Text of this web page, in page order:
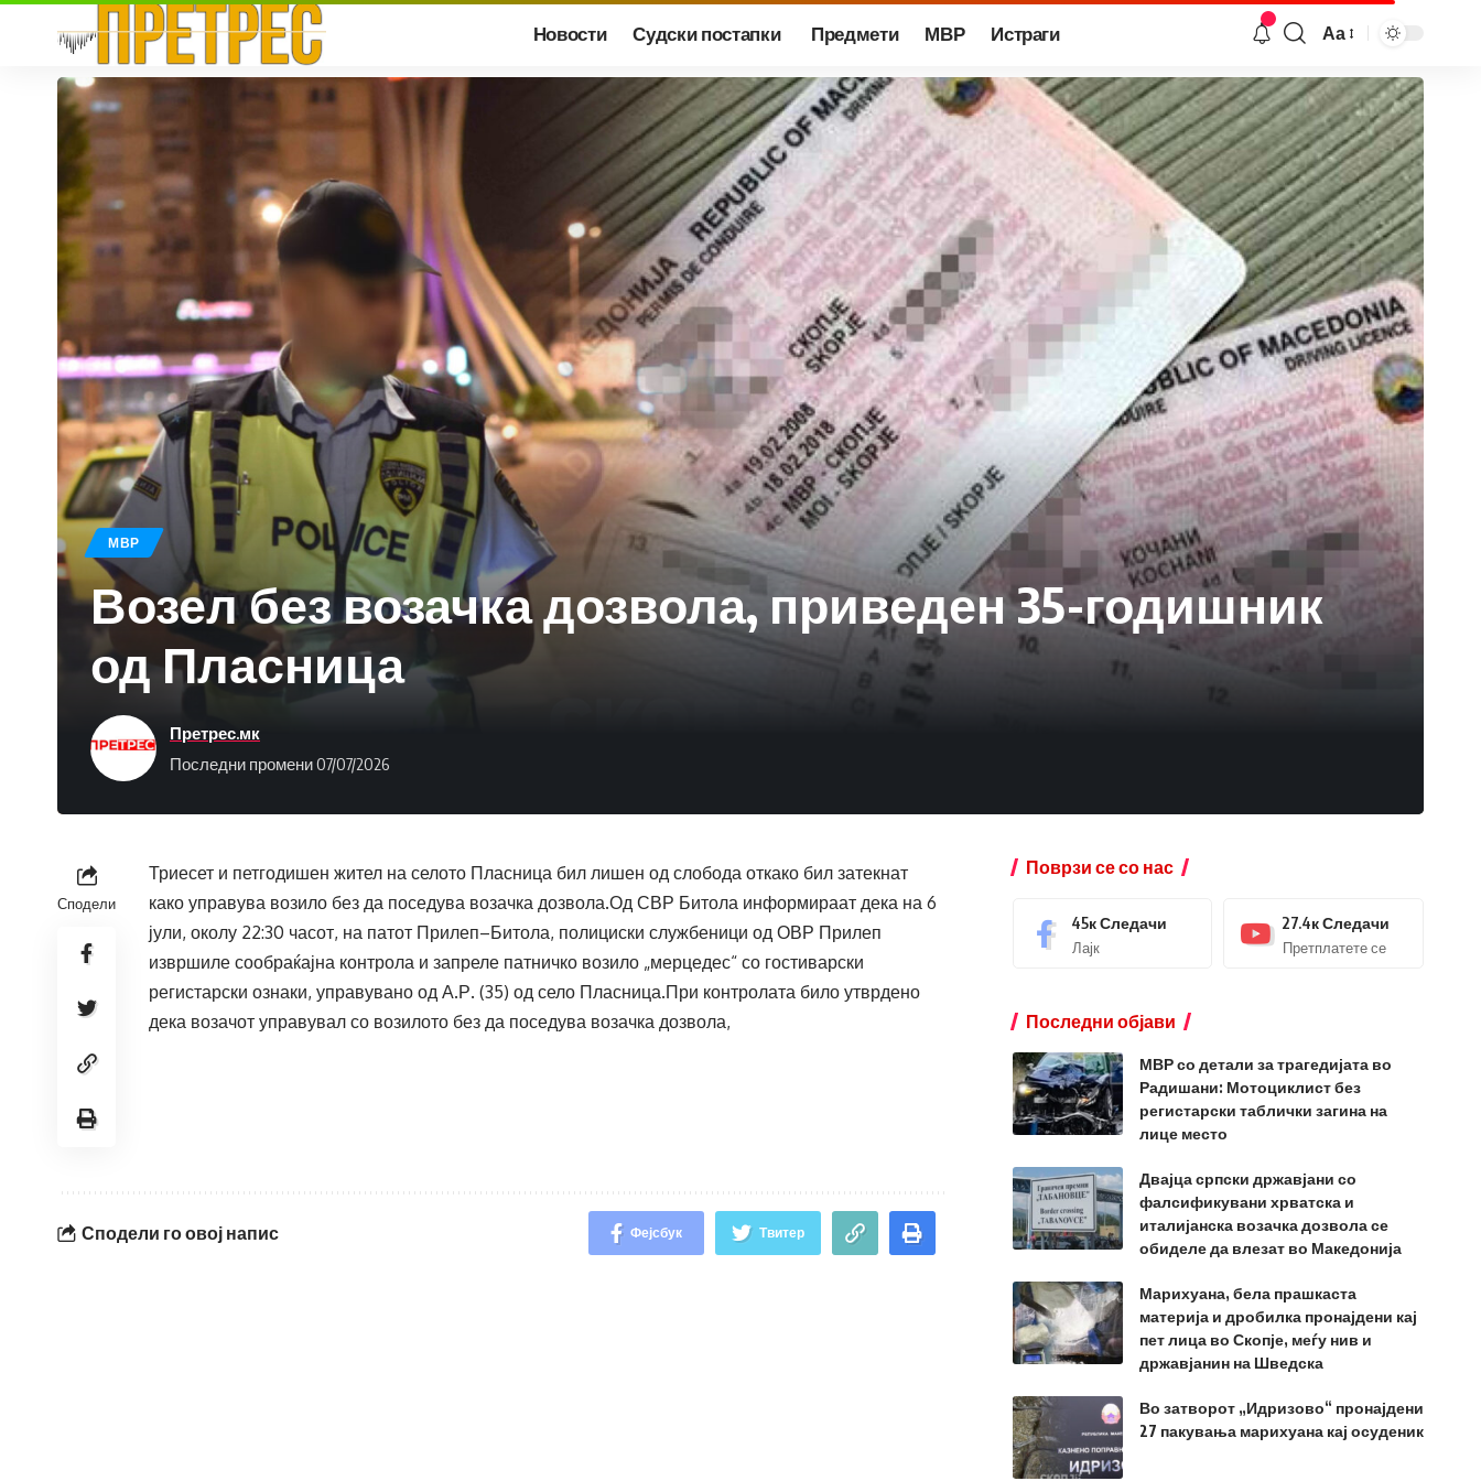
Новости Судски постапки Предмети МВР Истраги Аа
МВР
Возел без возачка дозвола, приведен 35-годишник
од Пласница
Последни промени 07/07/2026
Претрес.мк
Сподели
Триесет и петгодишен жител на селото Пласница бил лишен од слобода откако бил затекнат
како управува возило без да поседува возачка дозвола.Од СВР Битола информираат дека на 6
јули, околу 22:30 часот, на патот Прилеп–Битола, полициски службеници од ОВР Прилеп
извршиле сообраќајна контрола и запреле патничко возило „мерцедес“ со гостиварски
регистарски ознаки, управувано од А.Р. (35) од село Пласница.При контролата било утврдено
дека возачот управувал со возилото без да поседува возачка дозвола,
Сподели го овој напис Фејсбук Твитер
Поврзи се со нас
45кСледачи
Лајк
27.4кСледачи
Претплатете се
Последни објави
МВР со детали за трагедијата во
Радишани: Мотоциклист без
регистарски таблички загина на
лице место
Двајца српски државјани со
фалсификувани хрватска и
италијанска возачка дозвола се
обиделе да влезат во Македонија
Марихуана, бела прашкаста
материја и дробилка пронајдени кај
пет лица во Скопје, меѓу нив и
државјанин на Шведска
Во затворот „Идризово“ пронајдени
27 пакувања марихуана кај осуденик